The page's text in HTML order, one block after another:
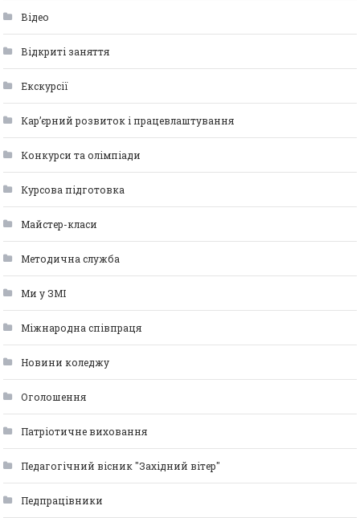
Відео
Відкриті заняття
Екскурсії
Кар’єрний розвиток і працевлаштування
Конкурси та олімпіади
Курсова підготовка
Майстер-класи
Методична служба
Ми у ЗМІ
Міжнародна співпраця
Новини коледжу
Оголошення
Патріотичне виховання
Педагогічний вісник "Західний вітер"
Педпрацівники